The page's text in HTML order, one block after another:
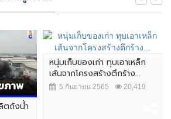
ตถังน้ำ
หนุ่มเก็บของเก่า ทุบเอาเหล็ก
เส้นจากโครงสร้างตึกร้าง...
5 กันยายน 2565 20,419